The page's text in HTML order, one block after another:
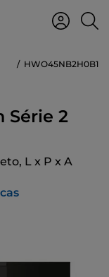
HWO45NB2H0B1
Série 2
L x P x A